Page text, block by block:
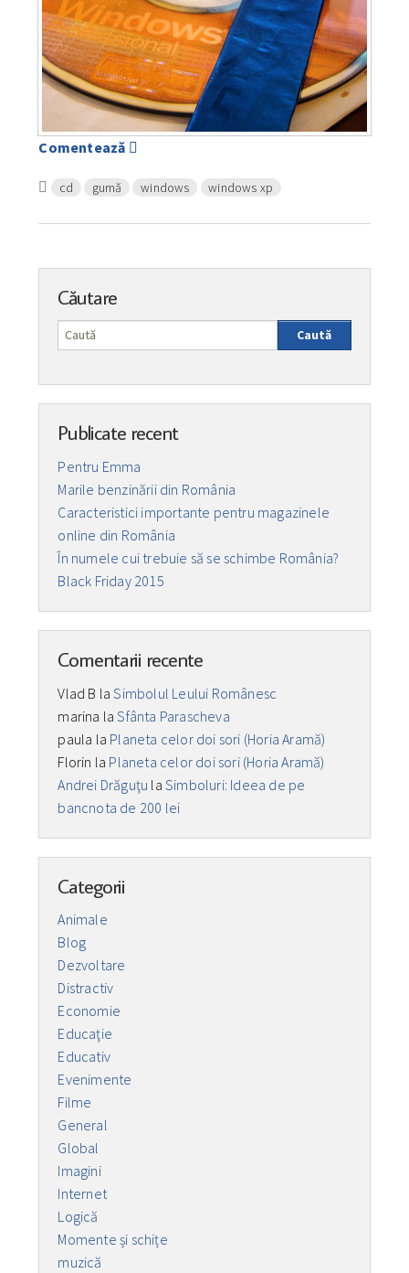
Comentează
cd gumă windows windows xp
Căutare
Caută
Publicate recent
Pentru Emma
Marile benzinării din România
Caracteristici importante pentru magazinele
online din România
În numele cui trebuie să se schimbe România?
Black Friday 2015
Comentarii recente
Vlad B laSimbolul Leului Românesc
marina laSfânta Parascheva
paula la Planeta celor doi sori (Horia Aramă)
Florin la Planeta celor doi sori (Horia Aramă)
Andrei Drăguţu laSimboluri: Ideea de pe
bancnota de 200 lei
Categorii
Animale
Blog
Dezvoltare
Distractiv
Economie
Educaţie
Educativ
Evenimente
Filme
General
Global
Imagini
Internet
Logică
Momente și schițe
muzică